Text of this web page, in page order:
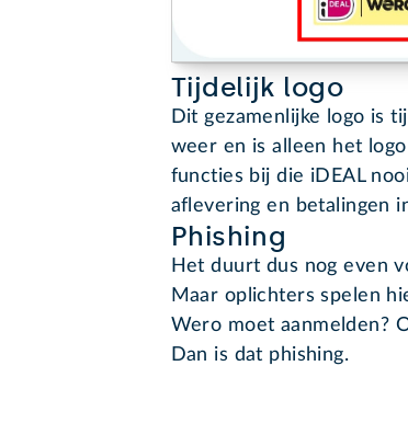
Tijdelijk logo
Dit gezamenlijke logo is
weer en is alleen het
functies bij die iDEAL
aflevering en betalingen
Phishing
Het duurt dus nog even
Maar oplichters spelen
Wero moet aanmelden?
Dan is dat phishing.